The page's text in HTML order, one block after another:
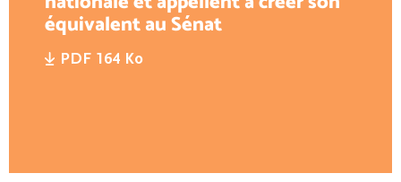
équivalent au Sénat
PDF 164 Ko